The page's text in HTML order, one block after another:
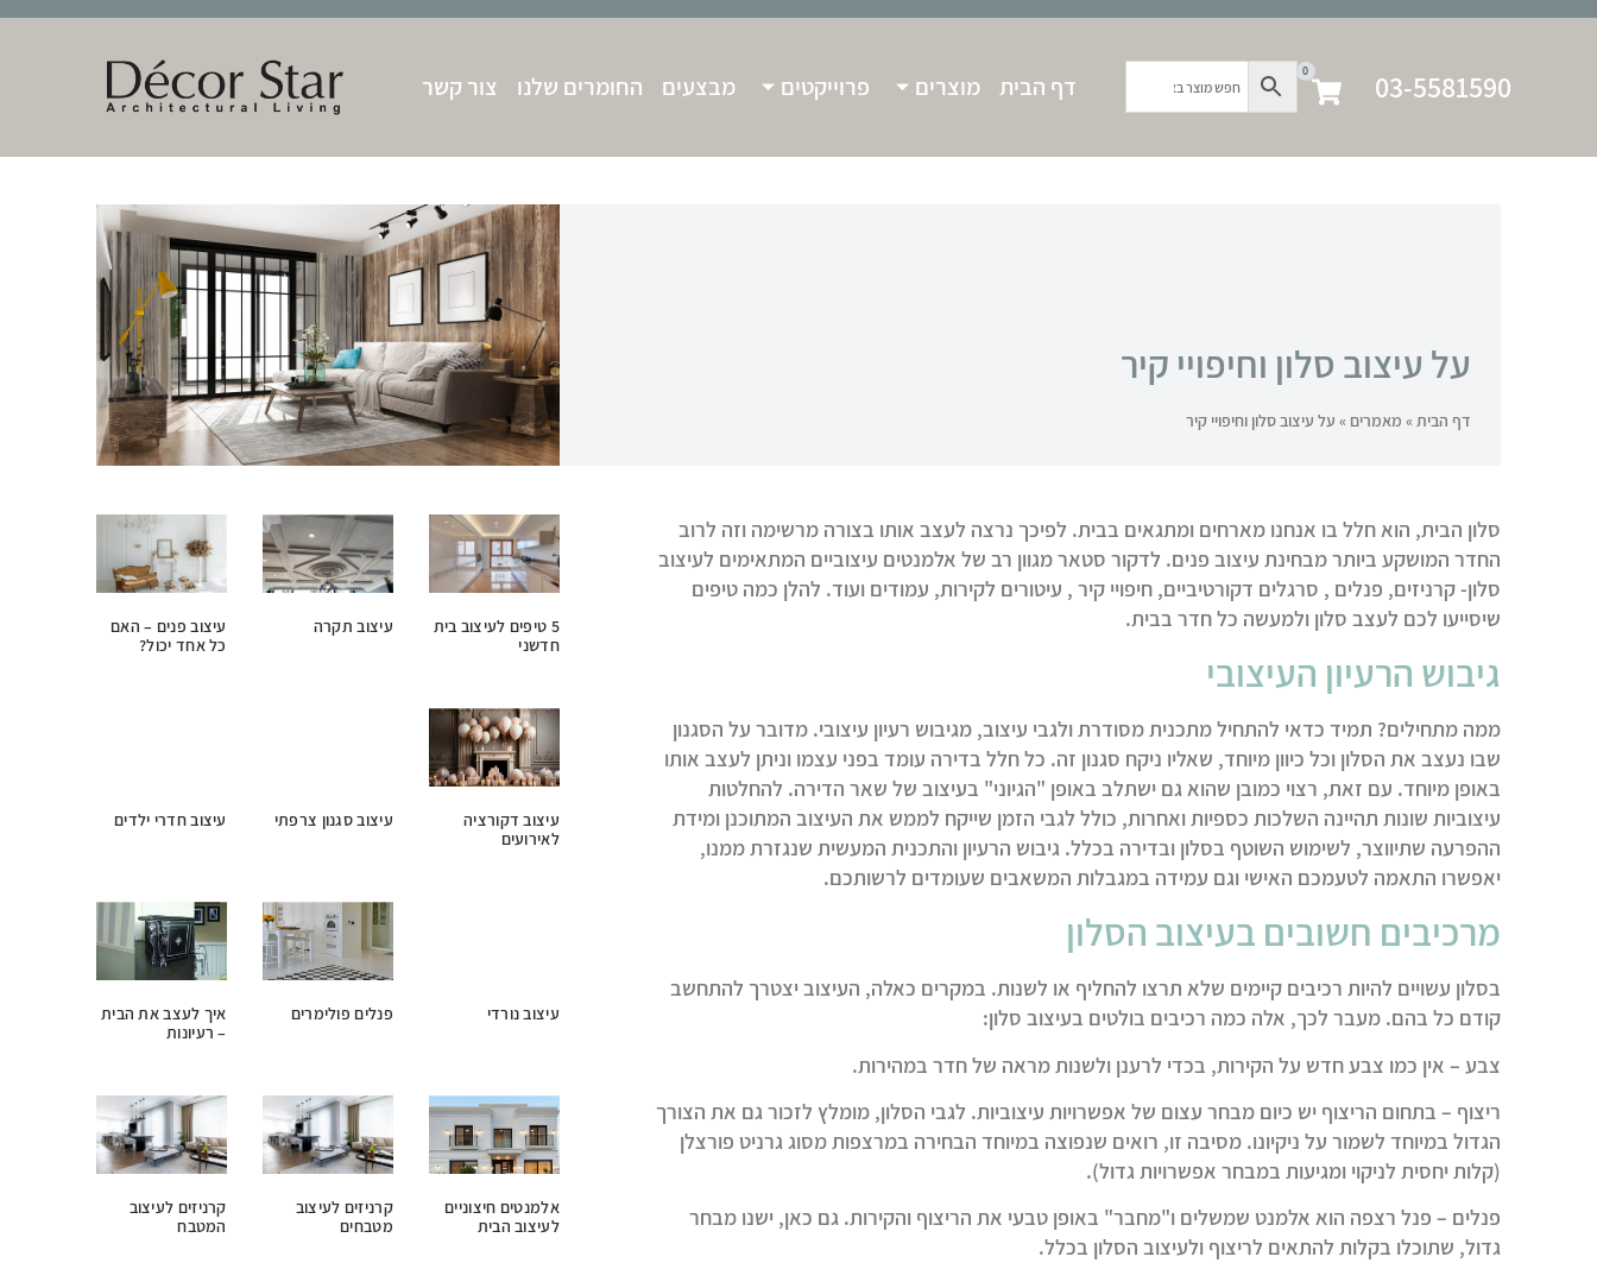
03-5581590
0
דף הבית מוצרים פרוייקטים מבצעים החומרים שלנו צור קשר
על עיצוב סלון וחיפויי קיר
דף הבית» מאמרים » על עיצוב סלון וחיפויי קיר
סלון הבית, הוא חלל בו אנחנו מארחים ומתגאים בבית. לפיכך נרצה לעצב אותו בצורה מרשימה וזה לרוב
החדר המושקע ביותר מבחינת עיצוב פנים. לדקור סטאר מגוון רב של אלמנטים עיצוביים המתאימים לעיצוב
סלון- קרניזים, פנלים , סרגלים דקורטיביים, חיפויי קיר , עיטורים לקירות, עמודים ועוד. להלן כמה טיפים
שיסייעו לכם לעצב סלון ולמעשה כל חדר בבית.
גיבוש הרעיון העיצובי
ממה מתחילים? תמיד כדאי להתחיל מתכנית מסודרת ולגבי עיצוב, מגיבוש רעיון עיצובי. מדובר על הסגנון
שבו נעצב את הסלון וכל כיוון מיוחד, שאליו ניקח סגנון זה. כל חלל בדירה עומד בפני עצמו וניתן לעצב אותו
באופן מיוחד. עם זאת, רצוי כמובן שהוא גם ישתלב באופן "הגיוני" בעיצוב של שאר הדירה. להחלטות
עיצוביות שונות תהיינה השלכות כספיות ואחרות, כולל לגבי הזמן שייקח לממש את העיצוב המתוכנן ומידת
ההפרעה שתיווצר, לשימוש השוטף בסלון ובדירה בכלל. גיבוש הרעיון והתכנית המעשית שנגזרת ממנו,
יאפשרו התאמה לטעמכם האישי וגם עמידה במגבלות המשאבים שעומדים לרשותכם.
מרכיבים חשובים בעיצוב הסלון
בסלון עשויים להיות רכיבים קיימים שלא תרצו להחליף או לשנות. במקרים כאלה, העיצוב יצטרך להתחשב
קודם כל בהם. מעבר לכך, אלה כמה רכיבים בולטים בעיצוב סלון:
צבע – אין כמו צבע חדש על הקירות, בכדי לרענן ולשנות מראה של חדר במהירות.
ריצוף – בתחום הריצוף יש כיום מבחר עצום של אפשרויות עיצוביות. לגבי הסלון, מומלץ לזכור גם את הצורך
הגדול במיוחד לשמור על ניקיונו. מסיבה זו, רואים שנפוצה במיוחד הבחירה במרצפות מסוג גרניט פורצלן
(קלות יחסית לניקוי ומגיעות במבחר אפשרויות גדול).
פנלים – פנל רצפה הוא אלמנט שמשלים ו"מחבר" באופן טבעי את הריצוף והקירות. גם כאן, ישנו מבחר
גדול, שתוכלו בקלות להתאים לריצוף ולעיצוב הסלון בכלל.
5 טיפים לעיצוב בית
חדשני
עיצוב תקרה
עיצוב פנים – האם
כל אחד יכול?
עיצוב דקורציה
לאירועים
עיצוב סגנון צרפתי עיצוב חדרי ילדים
עיצוב נורדי פנלים פולימרים
איך לעצב את הבית
– רעיונות
אלמנטים חיצוניים
לעיצוב הבית
קרניזים לעיצוב
מטבחים
קרניזים לעיצוב
המטבח